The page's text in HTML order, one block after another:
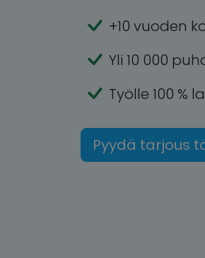
+10 vuoden
Yli 10 000
Työlle 100 %
Pyydä tarjous